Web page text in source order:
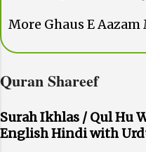
More Ghaus E
Quran Shareef
Surah Ikhlas / Qul Hu
English Hindi with